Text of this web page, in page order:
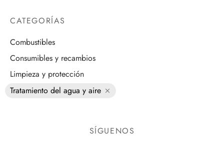
CATEGORÍAS
Combustibles
Consumibles y recambios
Limpieza y protección
Tratamiento del agua y aire
SÍGUENOS